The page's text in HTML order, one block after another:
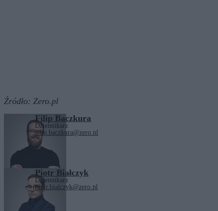
Źródło: Zero.pl
Filip Baczkura
Dziennikarz
filip.baczkura@zero.pl
Piotr Białczyk
Dziennikarz
piotr.bialczyk@zero.pl